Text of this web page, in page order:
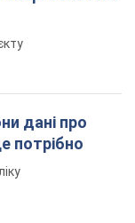
дані про
потрібно